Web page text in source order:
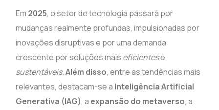
Em 2025, o setor de tecnologia passará por
mudanças realmente profundas, impulsionadas por
inovações disruptivas e por uma demanda
crescente por soluções mais eficientese
sustentáveis.Além disso, entre as tendências mais
relevantes, destacam-se a Inteligência Artificial
Generativa (IAG), a expansão do metaverso, a